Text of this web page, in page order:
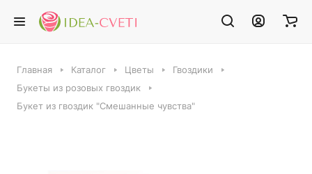
Главная Каталог Цветы
Гвоздики
Букеты из розовых гвоздик
Букет из гвоздик "Смешанные чувства"